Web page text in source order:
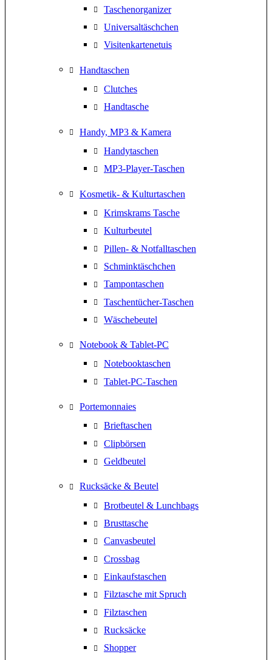
Taschenorganizer
Universaltäschchen
Visitenkartenetuis
Handtaschen
Clutches
Handtasche
Handy, MP3 & Kamera
Handytaschen
MP3-Player-Taschen
Kosmetik- & Kulturtaschen
Krimskrams Tasche
Kulturbeutel
Pillen- & Notfalltaschen
Schminktäschchen
Tampontaschen
Taschentücher-Taschen
Wäschebeutel
Notebook & Tablet-PC
Notebooktaschen
Tablet-PC-Taschen
Portemonnaies
Brieftaschen
Clipbörsen
Geldbeutel
Rucksäcke & Beutel
Brotbeutel & Lunchbags
Brusttasche
Canvasbeutel
Crossbag
Einkaufstaschen
Filztasche mit Spruch
Filztaschen
Rucksäcke
Shopper